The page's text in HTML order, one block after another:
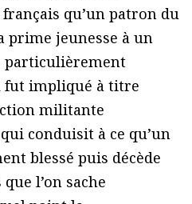
qu’un patron du
prime jeunesse à un
particulièrement
fut impliqué à titre
militante
conduisit à ce qu’un
blessé puis décède
l’on sache